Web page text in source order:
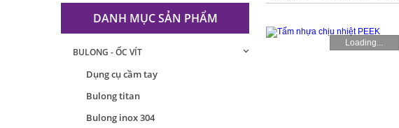
DANH MỤC SẢN PHẨM
BULONG - ỐC VÍT
Dụng cụ cầm tay
Bulong titan
Bulong inox 304
Loading...